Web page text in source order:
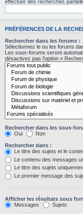
effectuer des recherches
PRÉFÉRENCES DE LA
Rechercher dans les forums :
Sélectionnez le ou les forums
Les sous-forums seront
désactivez pas l’option «
Rechercher dans les sous-
Oui
Non
Rechercher dans :
Le titre des sujets et le
Le contenu des messages
Le titre des sujets
Le premier message des
Afficher les résultats sous
Messages
Sujets